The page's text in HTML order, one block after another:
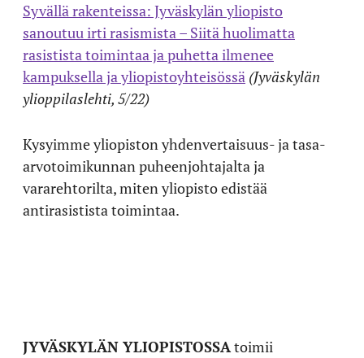
Syvällä rakenteissa: Jyväskylän yliopisto
sanoutuu irti rasismista – Siitä huolimatta
rasistista toimintaa ja puhetta ilmenee
kampuksella ja yliopistoyhteisössä (Jyväskylän
ylioppilaslehti, 5/22)
Kysyimme yliopiston yhdenvertaisuus- ja tasa-
arvotoimikunnan puheenjohtajalta ja
vararehtorilta, miten yliopisto edistää
antirasistista toimintaa.
JYVÄSKYLÄN YLIOPISTOSSAtoimii